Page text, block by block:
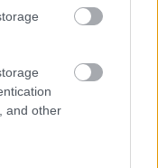
and other